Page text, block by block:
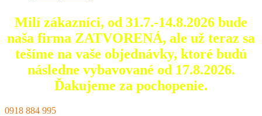
Milí zákazníci, od 31.7.-14.8.2026 bude
naša firma ZATVORENÁ, ale už teraz sa
tešíme na vaše objednávky, ktoré budú
následne vybavované od 17.8.2026.
Ďakujeme za pochopenie.
0918 884 995